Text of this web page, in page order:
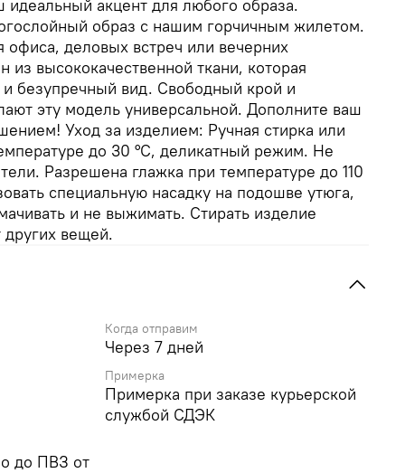
акцент для любого образа.
образ с нашим горчичным жилетом.
офиса, деловых встреч или вечерних
высококачественной ткани, которая
безупречный вид. Свободный крой и
эту модель универсальной. Дополните ваш
Уход за изделием: Ручная стирка или
до 30 °C, деликатный режим. Не
Разрешена глажка при температуре до 110
специальную насадку на подошве утюга,
и не выжимать. Стирать изделие
других вещей.
Когда отправим
Через 7 дней
Примерка
Примерка при заказе курьерской
службой СДЭК
до ПВЗ от